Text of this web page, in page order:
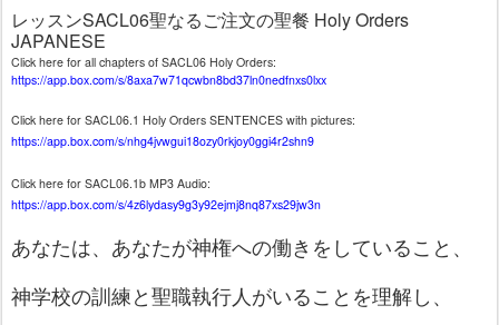
レッスンSACL06聖なるご注文の聖餐 Holy Orders
JAPANESE
Click here for all chapters of SACL06 Holy Orders:
https://app.box.com/s/8axa7w71qcwbn8bd37ln0nedfnxs0lxx
Click here for SACL06.1 Holy Orders SENTENCES with pictures:
https://app.box.com/s/nhg4jvwgui18ozy0rkjoy0ggi4r2shn9
Click here for SACL06.1b MP3 Audio:
https://app.box.com/s/4z6lydasy9g3y92ejmj8nq87xs29jw3n
あなたは、あなたが神権への働きをしていること、
神学校の訓練と聖職執行人がいることを理解し、